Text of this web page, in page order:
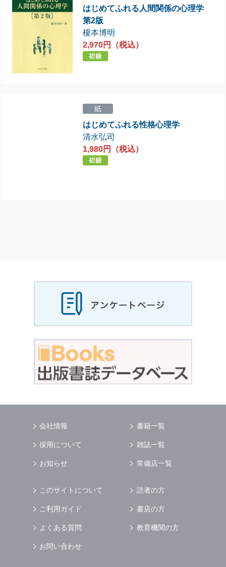
はじめてふれる人間関係の心理学
第2版
榎本博明
2,970円（税込）
紙
はじめてふれる性格心理学
清水弘司
1,980円（税込）
会社情報
採用について
お知らせ
書籍一覧
雑誌一覧
常備店一覧
このサイトについて
ご利用ガイド
よくある質問
お問い合わせ
読者の方
書店の方
教育機関の方